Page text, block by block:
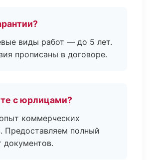
виды работ — до 5 лет.
прописаны в договоре.
с юрлицами?
коммерческих
Предоставляем полный
документов.